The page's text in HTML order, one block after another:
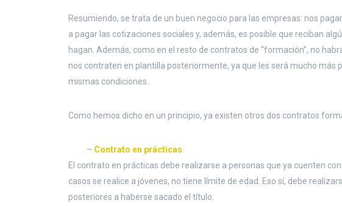
Resumiendo, se trata de un buen negocio para las empresas: nos
a pagar las cotizaciones sociales y, además, es posible que reciban
hagan. Además, como en el resto de contratos de “formación”, no
nos contraten en plantilla posteriormente, ya que les será mucho más
mismas condiciones.
Como hemos dicho en un principio, ya existen otros dos contratos
– Contrato en prácticas
El contrato en prácticas debe realizarse a personas que ya cuenten
casos se realice a jóvenes, no tiene límite de edad. Eso sí, debe
posteriores a haberse sacado el título.